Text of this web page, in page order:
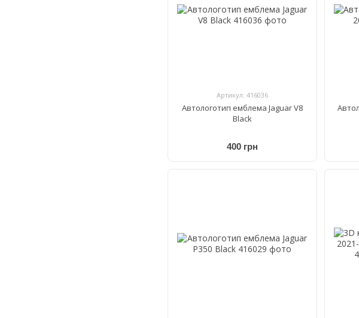
Артикул: 416036
Автологотип емблема Jaguar V8
Black
400 грн